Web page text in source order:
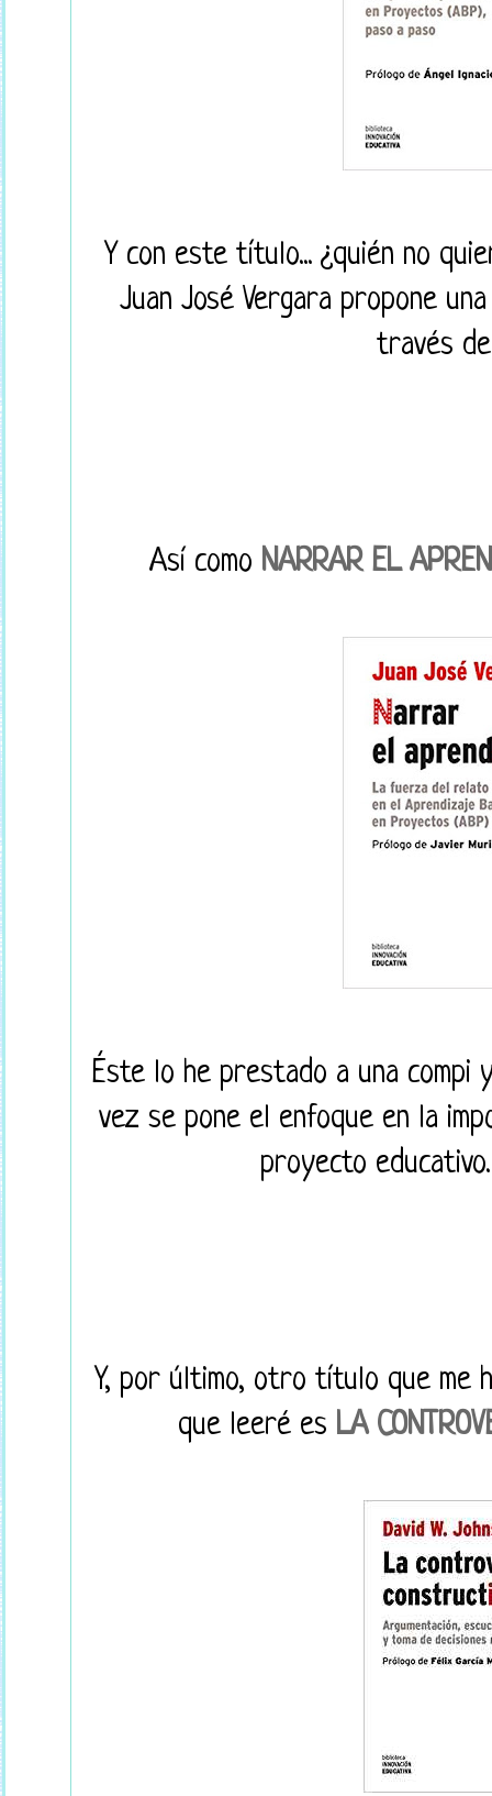
Y con este título... ¿quién no
Juan José Vergara propone
través
Así como NARRAR EL
Éste lo he prestado a una compi
vez se pone el enfoque en la
proyecto
Y, por último, otro título que me
que leeré es LA